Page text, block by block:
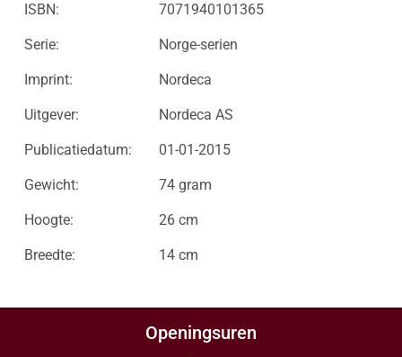
ISBN: 7071940101365
Serie: Norge-serien
Imprint: Nordeca
Uitgever: Nordeca AS
Publicatiedatum: 01-01-2015
Gewicht: 74 gram
Hoogte: 26 cm
Breedte: 14 cm
Openingsuren